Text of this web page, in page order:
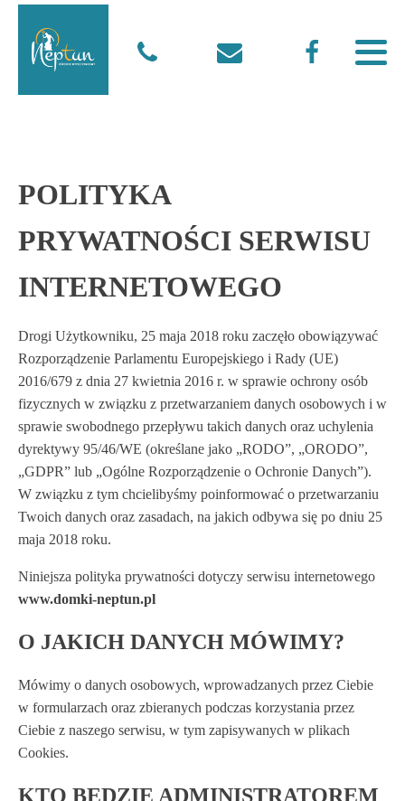
POLITYKA
PRYWATNOŚCI SERWISU
INTERNETOWEGO
Drogi Użytkowniku, 25 maja 2018 roku zaczęło obowiązywać
Rozporządzenie Parlamentu Europejskiego i Rady (UE)
2016/679 z dnia 27 kwietnia 2016 r. w sprawie ochrony osób
fizycznych w związku z przetwarzaniem danych osobowych i w
sprawie swobodnego przepływu takich danych oraz uchylenia
dyrektywy 95/46/WE (określane jako „RODO”, „ORODO”,
„GDPR” lub „Ogólne Rozporządzenie o Ochronie Danych”).
W związku z tym chcielibyśmy poinformować o przetwarzaniu
Twoich danych oraz zasadach, na jakich odbywa się po dniu 25
maja 2018 roku.
Niniejsza polityka prywatności dotyczy serwisu internetowego
www.domki-neptun.pl
O JAKICH DANYCH MÓWIMY?
Mówimy o danych osobowych, wprowadzanych przez Ciebie
w formularzach oraz zbieranych podczas korzystania przez
Ciebie z naszego serwisu, w tym zapisywanych w plikach
Cookies.
KTO BĘDZIE ADMINISTRATOREM